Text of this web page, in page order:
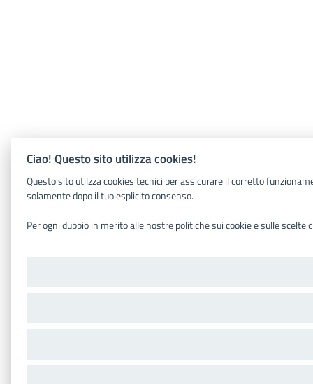
Ciao! Questo sito utilizza cookies!
Questo sito utilzza cookies tecnici per assicurare il corretto
solamente dopo il tuo esplicito consenso.
Per ogni dubbio in merito alle nostre politiche sui cookie e sulle